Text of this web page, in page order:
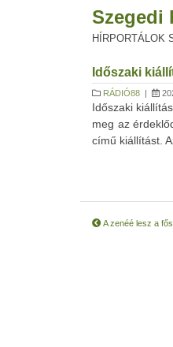
Szegedi
HÍRPORTÁLOK
Időszaki
RÁDIÓ88 |
Időszaki
meg az
című kiállítást.
A zenéé lesz a